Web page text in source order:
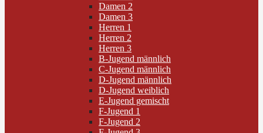
Damen 2
Damen 3
Herren 1
Herren 2
Herren 3
B-Jugend männlich
C-Jugend männlich
D-Jugend männlich
D-Jugend weiblich
E-Jugend gemischt
F-Jugend 1
F-Jugend 2